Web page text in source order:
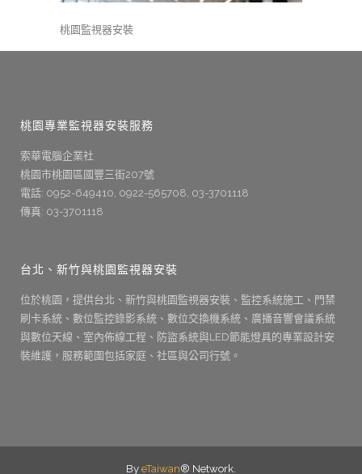
桃園監視器安裝
桃園專業監視器安裝服務
索華電腦企業社
桃園市桃園區國豐三街207號
電話: 0952-649410, 0922-565708, 03-3701118
傳真: 03-3701118
台北、新竹與桃園監視器安裝
位於桃園，提供台北、新竹與桃園監視器安裝、監控系統施工、門禁
刷卡系統、數位監控錄影系統、數位交換機系統、廣播音響會議系統
與數位天線、室內佈線工程、防盜系統與LED節能燈具的專業設計安
裝維護，服務範圍包括家庭、社區與公司行號。
By eTaiwan® Network.